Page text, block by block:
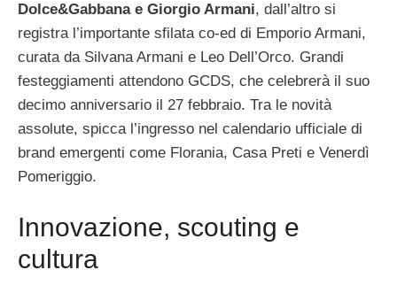
Dolce&Gabbana e Giorgio Armani, dall’altro si
registra l’importante sfilata co-ed di Emporio Armani,
curata da Silvana Armani e Leo Dell’Orco. Grandi
festeggiamenti attendono GCDS, che celebrerà il suo
decimo anniversario il 27 febbraio. Tra le novità
assolute, spicca l’ingresso nel calendario ufficiale di
brand emergenti come Florania, Casa Preti e Venerdì
Pomeriggio.
Innovazione, scouting e
cultura